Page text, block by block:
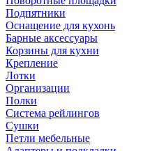
Подпятники
Оснащение для кухонь
Барные аксессуары
Корзины для кухни
Крепление
Лотки
Организации
Полки
Система рейлингов
Сушки
Петли мебельные